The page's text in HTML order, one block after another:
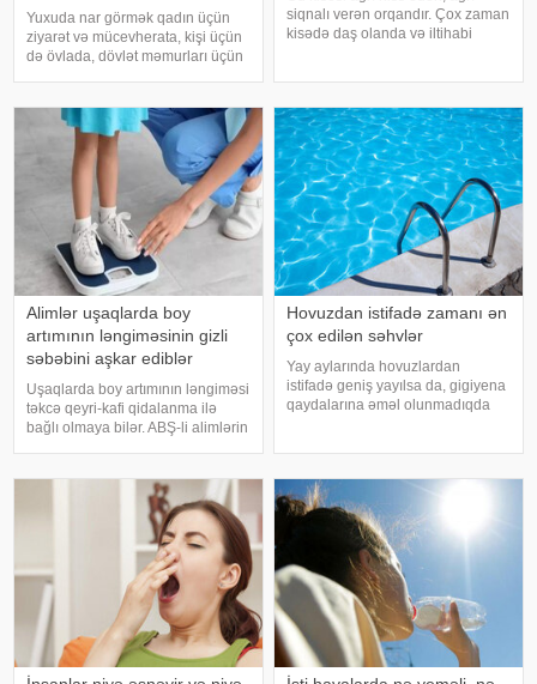
Yuxuda nar görmək qadın üçün
ziyarət və mücevherata, kişi üçün
də övlada, dövlət məmurları üçün
bərəkətinə, tacir üçün çox quru,
xalq üçün yaxşı bir idarəy
siqnalı verən orqandır. Çox zaman
kisədə daş olanda və iltihabi
bu zaman hətta ağrıkəsic
Alimlər uşaqlarda boy
artımının ləngiməsinin gizli
səbəbini aşkar ediblər
Uşaqlarda boy artımının ləngiməsi
təkcə qeyri-kafi qidalanma ilə
bağlı olmaya bilər. ABŞ-li alimlərin
bakteriyalar hələ ana bətnində
olarkən körpənin inkişafın
Hovuzdan istifadə zamanı ən
çox edilən səhvlər
Yay aylarında hovuzlardan
istifadə geniş yayılsa da, gigiyena
qaydalarına əməl olunmadıqda
sonra duş qəbul etmək, hovuz
kənarınd